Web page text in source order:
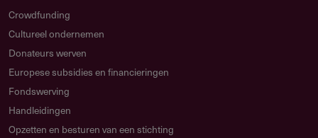
Hoe kun je subsidie aanvragen?
Kijk op de website van de verstrekker wanneer de
jaarlijksebesluitvergadering is
Start met een korte vooraanvraag per e-mail:
info@dinamofonds.nl
Crowdfunding
Cultureel ondernemen
Donateurs werven
Europese subsidies en financieringen
Fondswerving
Handleidingen
Opzetten en besturen van een stichting